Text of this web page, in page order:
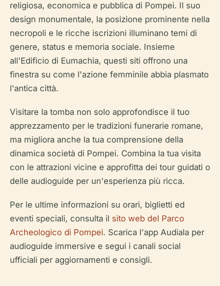
religiosa, economica e pubblica di Pompei. Il suo
design monumentale, la posizione prominente nella
necropoli e le ricche iscrizioni illuminano temi di
genere, status e memoria sociale. Insieme
all'Edificio di Eumachia, questi siti offrono una
finestra su come l'azione femminile abbia plasmato
l'antica città.
Visitare la tomba non solo approfondisce il tuo
apprezzamento per le tradizioni funerarie romane,
ma migliora anche la tua comprensione della
dinamica società di Pompei. Combina la tua visita
con le attrazioni vicine e approfitta dei tour guidati o
delle audioguide per un'esperienza più ricca.
Per le ultime informazioni su orari, biglietti ed
eventi speciali, consulta il sito web del Parco
Archeologico di Pompei. Scarica l'app Audiala per
audioguide immersive e segui i canali social
ufficiali per aggiornamenti e consigli.